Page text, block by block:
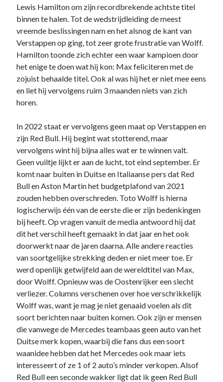
Lewis Hamilton om zijn recordbrekende achtste titel
binnen te halen. Tot de wedstrijdleiding de meest
vreemde beslissingen nam en het alsnog de kant van
Verstappen op ging, tot zeer grote frustratie van Wolff.
Hamilton toonde zich echter een waar kampioen door
het enige te doen wat hij kon: Max feliciteren met de
zojuist behaalde titel. Ook al was hij het er niet mee eens
en liet hij vervolgens ruim 3 maanden niets van zich
horen.
In 2022 staat er vervolgens geen maat op Verstappen en
zijn Red Bull. Hij begint wat stotterend, maar
vervolgens wint hij bijna alles wat er te winnen valt.
Geen vuiltje lijkt er aan de lucht, tot eind september. Er
komt naar buiten in Duitse en Italiaanse pers dat Red
Bull en Aston Martin het budgetplafond van 2021
zouden hebben overschreden. Toto Wolff is hierna
logischerwijs één van de eerste die er zijn bedenkingen
bij heeft. Op vragen vanuit de media antwoord hij dat
dit het verschil heeft gemaakt in dat jaar en het ook
doorwerkt naar de jaren daarna. Alle andere reacties
van soortgelijke strekking deden er niet meer toe. Er
werd openlijk getwijfeld aan de wereldtitel van Max,
door Wolff. Opnieuw was de Oostenrijker een slecht
verliezer. Columns verschenen over hoe verschrikkelijk
Wolff was, want je mag je niet genaaid voelen als dit
soort berichten naar buiten komen. Ook zijn er mensen
die vanwege de Mercedes teambaas geen auto van het
Duitse merk kopen, waarbij die fans dus een soort
waanidee hebben dat het Mercedes ook maar iets
interesseert of ze 1 of 2 auto’s minder verkopen. Alsof
Red Bull een seconde wakker ligt dat ik geen Red Bull